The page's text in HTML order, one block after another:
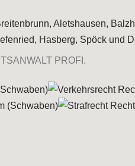
PROFI.